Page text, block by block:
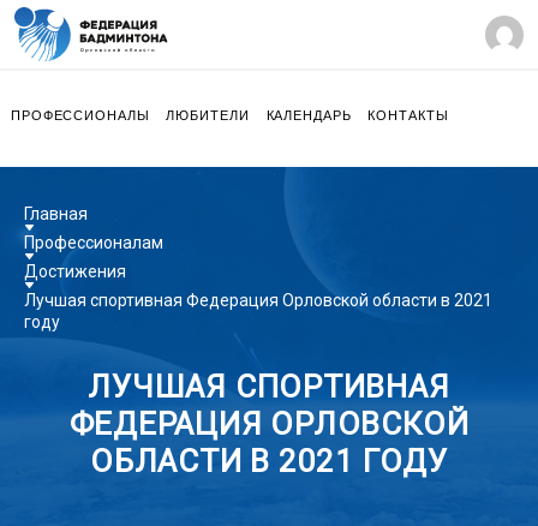
ПРОФЕССИОНАЛЫ ЛЮБИТЕЛИ КАЛЕНДАРЬ КОНТАКТЫ
Главная
Профессионалам
Достижения
Лучшая спортивная Федерация Орловской области в 2021
году
ЛУЧШАЯ СПОРТИВНАЯ
ФЕДЕРАЦИЯ ОРЛОВСКОЙ
ОБЛАСТИ В 2021 ГОДУ